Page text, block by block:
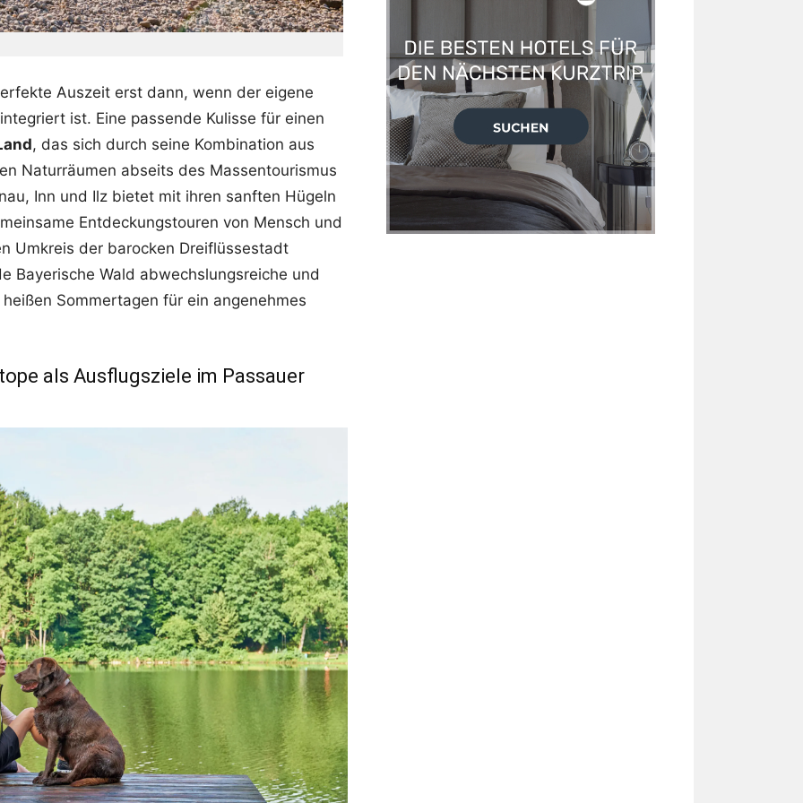
Auszeit erst dann, wenn der eigene
ist. Eine passende Kulisse für einen
, das sich durch seine Kombination aus
Naturräumen abseits des Massentourismus
Inn und Ilz bietet mit ihren sanften Hügeln
Entdeckungstouren von Mensch und
Umkreis der barocken Dreiflüssestadt
Bayerische Wald abwechslungsreiche und
Sommertagen für ein angenehmes
als Ausflugsziele im Passauer